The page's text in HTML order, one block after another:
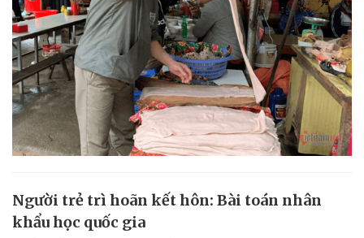
Người trẻ trì hoãn kết hôn: Bài toán nhân
khẩu học quốc gia